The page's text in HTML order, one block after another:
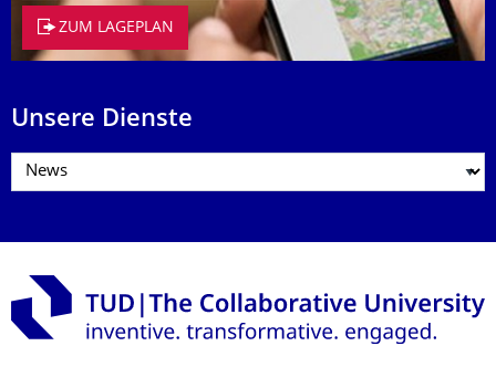
ZUM LAGEPLAN
Unsere Dienste